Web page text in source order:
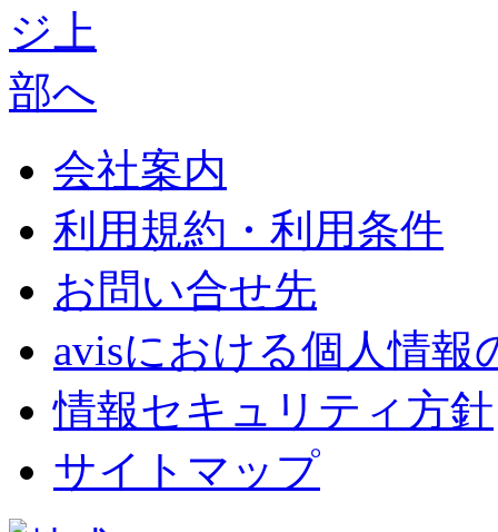
会社案内
利用規約・利用条件
お問い合せ先
avisにおける個人情
情報セキュリティ方針
サイトマップ